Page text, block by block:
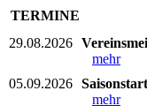
TERMINE
29.08.2026
mehr
05.09.2026
mehr